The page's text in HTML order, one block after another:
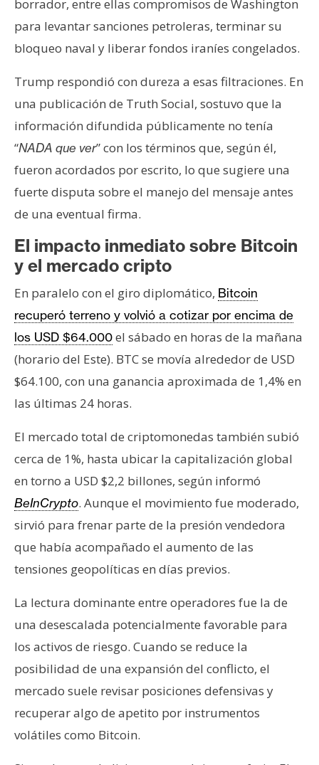
borrador, entre ellas compromisos de Washington
para levantar sanciones petroleras, terminar su
bloqueo naval y liberar fondos iraníes congelados.
Trump respondió con dureza a esas filtraciones. En
una publicación de Truth Social, sostuvo que la
información difundida públicamente no tenía
“NADA que ver” con los términos que, según él,
fueron acordados por escrito, lo que sugiere una
fuerte disputa sobre el manejo del mensaje antes
de una eventual firma.
El impacto inmediato sobre Bitcoin
y el mercado cripto
En paralelo con el giro diplomático, Bitcoin
recuperó terreno y volvió a cotizar por encima de
los USD $64.000el sábado en horas de la mañana
(horario del Este). BTC se movía alrededor de USD
$64.100, con una ganancia aproximada de 1,4% en
las últimas 24 horas.
El mercado total de criptomonedas también subió
cerca de 1%, hasta ubicar la capitalización global
en torno a USD $2,2 billones, según informó
BeInCrypto. Aunque el movimiento fue moderado,
sirvió para frenar parte de la presión vendedora
que había acompañado el aumento de las
tensiones geopolíticas en días previos.
La lectura dominante entre operadores fue la de
una desescalada potencialmente favorable para
los activos de riesgo. Cuando se reduce la
posibilidad de una expansión del conflicto, el
mercado suele revisar posiciones defensivas y
recuperar algo de apetito por instrumentos
volátiles como Bitcoin.